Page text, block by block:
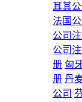
耳其
法国
公司
公司
册 匈
册 丹
公司